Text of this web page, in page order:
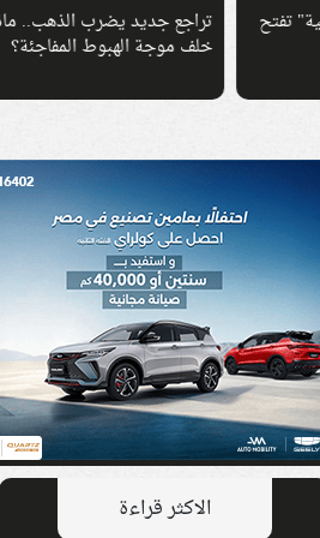
تراجع جديد يضرب الذهب.. ماذا يحدث
خلف موجة الهبوط المفاجئة؟
الاكثر قراءة